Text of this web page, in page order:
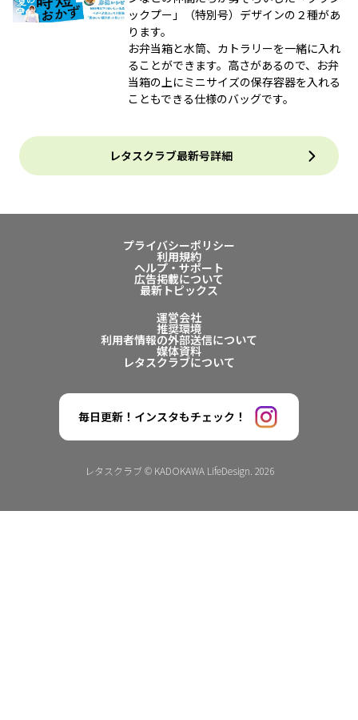
ックプー」（特別号）デザインの２種があ
ります。
お弁当箱と水筒、カトラリーを一緒に入れ
ることができます。高さがあるので、お弁
当箱の上にミニサイズの保存容器を入れる
こともできる仕様のバッグです。
レタスクラブ最新号詳細
プライバシーポリシー
利用規約
ヘルプ・サポート
広告掲載について
最新トピックス
運営会社
推奨環境
利用者情報の外部送信について
媒体資料
レタスクラブについて
毎日更新！インスタもチェック！
レタスクラブ © KADOKAWA LifeDesign. 2026